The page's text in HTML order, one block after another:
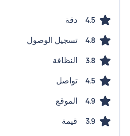
4.5 دقة
4.8 تسجيل الوصول
3.8 النظافة
4.5 تواصل
4.9 الموقع
3.9 قيمة